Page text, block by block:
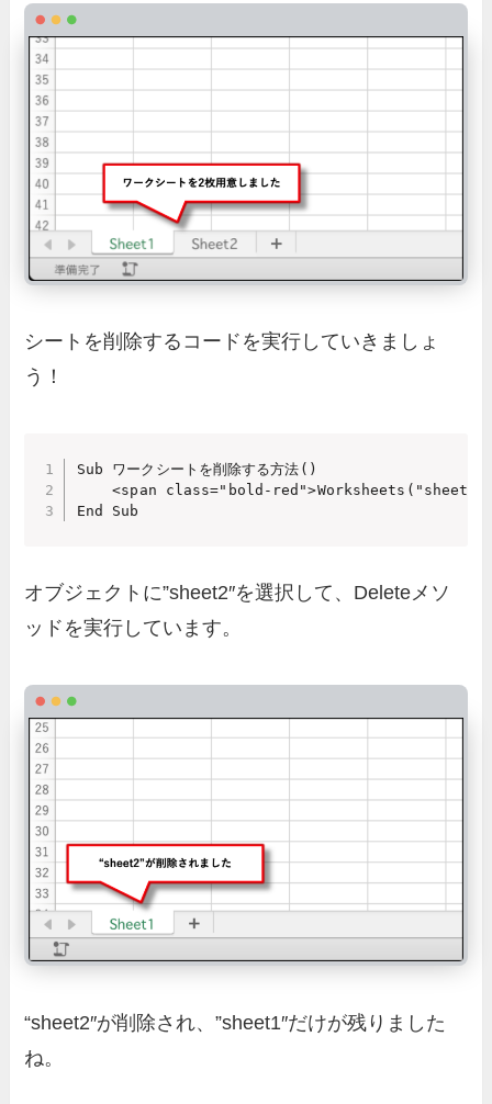
シートを削除するコードを実行していきましょ
う！
Sub ワークシートを削除する方法()
<span class="bold-
オブジェクトに”sheet2″を選択して、Deleteメソ
ッドを実行しています。
“sheet2″が削除され、”sheet1″だけが残りました
ね。